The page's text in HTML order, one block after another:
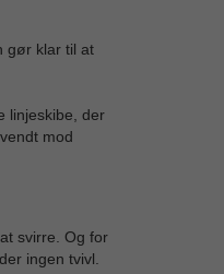
gør klar til at
linjeskibe, der
mod
svirre. Og for
ingen tvivl.